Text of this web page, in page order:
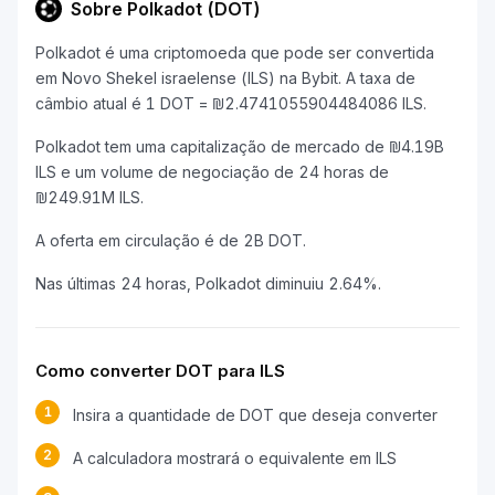
Sobre Polkadot (DOT)
Polkadot é uma criptomoeda que pode ser convertida
em Novo Shekel israelense (ILS) na Bybit. A taxa de
câmbio atual é 1 DOT = ₪2.4741055904484086 ILS.
Polkadot tem uma capitalização de mercado de ₪4.19B
ILS e um volume de negociação de 24 horas de
₪249.91M ILS.
A oferta em circulação é de 2B DOT.
Nas últimas 24 horas, Polkadot diminuiu 2.64%.
Como converter DOT para ILS
1 Insira a quantidade de DOT que deseja converter
2 A calculadora mostrará o equivalente em ILS